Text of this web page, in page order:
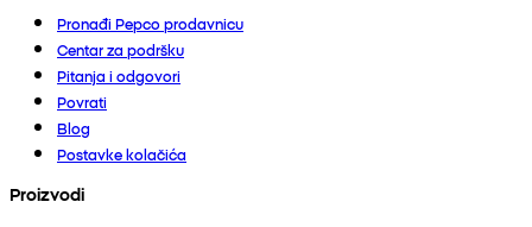
Pronađi Pepco prodavnicu
Centar za podršku
Pitanja i odgovori
Povrati
Blog
Postavke kolačića
Proizvodi